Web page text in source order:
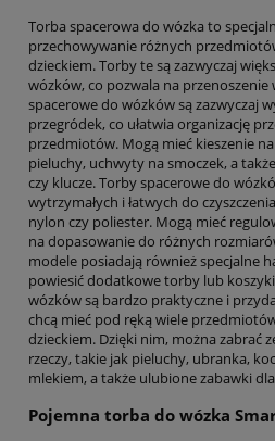
Torba spacerowa do wózka to
przechowywanie różnych
dzieckiem. Torby te są zazwyczaj
wózków, co pozwala na przenoszenie
spacerowe do wózków są zazwyczaj
przegródek, co ułatwia organizację
przedmiotów. Mogą mieć kieszenie
pieluchy, uchwyty na smoczek, a
czy klucze. Torby spacerowe do
wytrzymałych i łatwych do
nylon czy poliester. Mogą mieć
na dopasowanie do różnych
modele posiadają również specjalne
powiesić dodatkowe torby lub
wózków są bardzo praktyczne i
chcą mieć pod ręką wiele
dzieckiem. Dzięki nim, można zabrać
rzeczy, takie jak pieluchy, ubranka,
mlekiem, a także ulubione zabawki
Pojemna torba do wózka